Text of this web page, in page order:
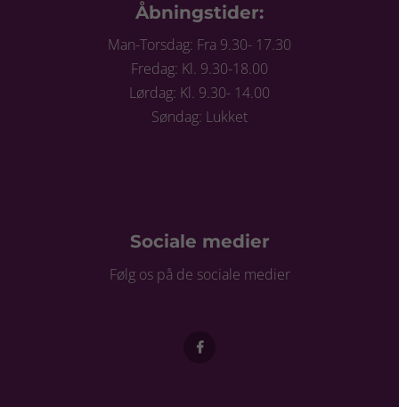
Åbningstider:
Man-Torsdag: Fra 9.30- 17.30
Fredag: Kl. 9.30-18.00
Lørdag: Kl. 9.30- 14.00
Søndag: Lukket
Sociale medier
Følg os på de sociale medier